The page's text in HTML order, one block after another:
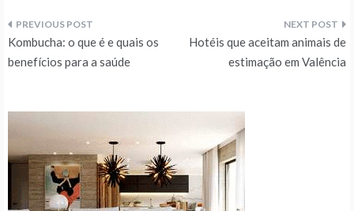
Navegação
de
artigos
Kombucha: o que é e quais os
benefícios para a saúde
Hotéis que aceitam animais de
estimação em Valência